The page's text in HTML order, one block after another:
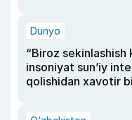
Dunyo
“Biroz sekinlashish
insoniyat sun’iy
qolishidan xavotir